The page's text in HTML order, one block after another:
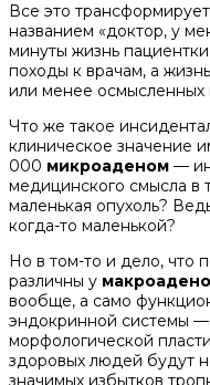
Все это
названием «доктор, у
минуты жизнь
походы к врачам, а
или менее осмысленных
Что же такое
клиническое значение
000 микроаденом —
медицинского смысла в
маленькая опухоль?
когда-то маленькой?
Но в том-то и дело, что
различны у
вообще, а само
эндокринной системы
морфологической
здоровых людей будут
значимых избытков